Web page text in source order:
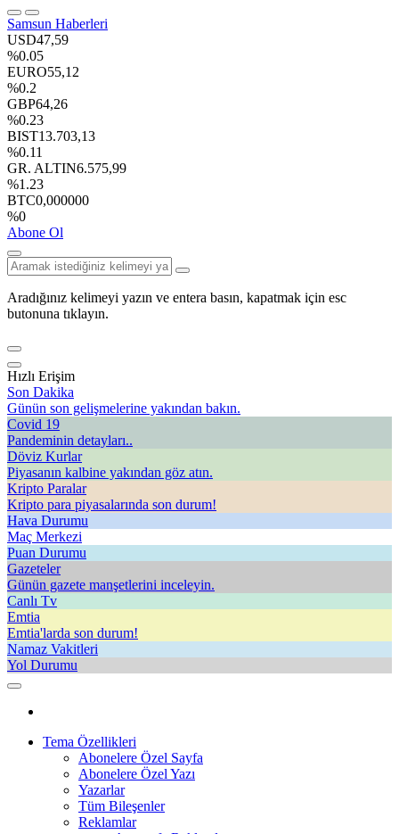
Samsun Haberleri
USD47,59
%0.05
EURO55,12
%0.2
GBP64,26
%0.23
BIST13.703,13
%0.11
GR. ALTIN6.575,99
%1.23
BTC0,000000
%0
Abone Ol
Aradığınız kelimeyi yazın ve entera basın, kapatmak için esc
butonuna tıklayın.
Hızlı Erişim
Son Dakika
Günün son gelişmelerine yakından bakın.
Covid 19
Pandeminin detayları..
Döviz Kurlar
Piyasanın kalbine yakından göz atın.
Kripto Paralar
Kripto para piyasalarında son durum!
Hava Durumu
Maç Merkezi
Puan Durumu
Gazeteler
Günün gazete manşetlerini inceleyin.
Canlı Tv
Emtia
Emtia'larda son durum!
Namaz Vakitleri
Yol Durumu
Tema Özellikleri
Abonelere Özel Sayfa
Abonelere Özel Yazı
Yazarlar
Tüm Bileşenler
Reklamlar